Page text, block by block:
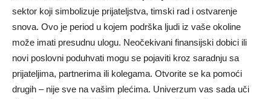
sektor koji simbolizuje prijateljstva, timski rad i ostvarenje
snova. Ovo je period u kojem podrška ljudi iz vaše okoline
može imati presudnu ulogu. Neočekivani finansijski dobici ili
novi poslovni poduhvati mogu se pojaviti kroz saradnju sa
prijateljima, partnerima ili kolegama. Otvorite se ka pomoći
drugih – nije sve na vašim plećima. Univerzum vas sada uči